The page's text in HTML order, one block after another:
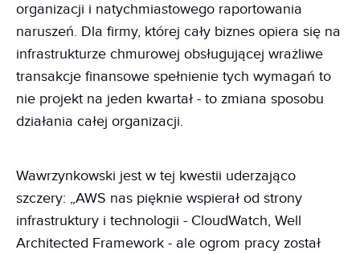
organizacji i natychmiastowego raportowania
naruszeń. Dla firmy, której cały biznes opiera się na
infrastrukturze chmurowej obsługującej wrażliwe
transakcje finansowe spełnienie tych wymagań to
nie projekt na jeden kwartał - to zmiana sposobu
działania całej organizacji.
Wawrzynkowski jest w tej kwestii uderzająco
szczery: „AWS nas pięknie wspierał od strony
infrastruktury i technologii - CloudWatch, Well
Architected Framework - ale ogrom pracy został